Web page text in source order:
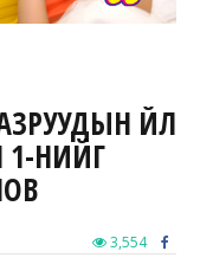
ҮЙЛ
1-НИЙГ
3,554